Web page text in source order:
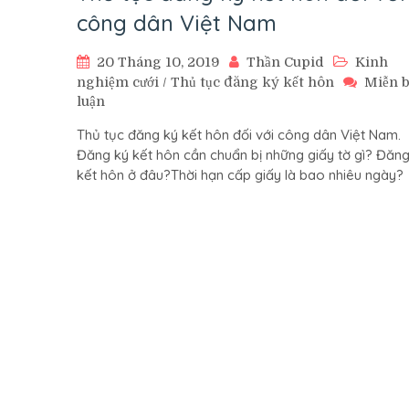
công dân Việt Nam
20 Tháng 10, 2019 Thần Cupid
Kinh
nghiệm cưới / Thủ tục đăng ký kết hôn
Miễn
luận
tục
đăng
ký
Thủ tục đăng ký kết hôn đối với công dân Việt Nam.
Đăng ký kết hôn cần chuẩn bị những giấy tờ gì?
kết hôn ở đâu?Thời hạn cấp giấy là bao nhiêu ngày?